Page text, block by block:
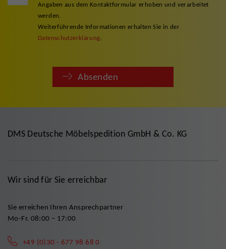
Angaben aus dem Kontaktformular erhoben und verarbeitet
werden.
Weiterführende Informationen erhalten Sie in der
Datenschutzerklärung.
Absenden
DMS Deutsche Möbelspedition GmbH & Co. KG
Wir sind für Sie erreichbar
Sie erreichen Ihren Ansprechpartner
Mo-Fr. 08:00 – 17:00
+49 (0)30 - 677 98 68 0